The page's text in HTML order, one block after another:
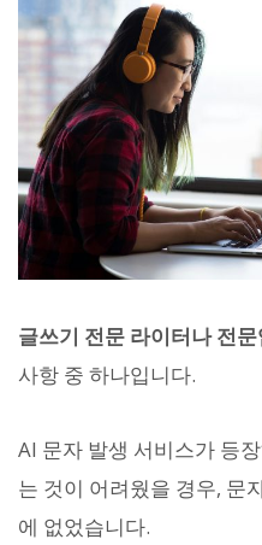
글쓰기 전문 라이터나 전
사항 중 하나입니다.
AI 문자 발생 서비스가 등
는 것이 어려웠을 경우, 문
에 없었습니다.